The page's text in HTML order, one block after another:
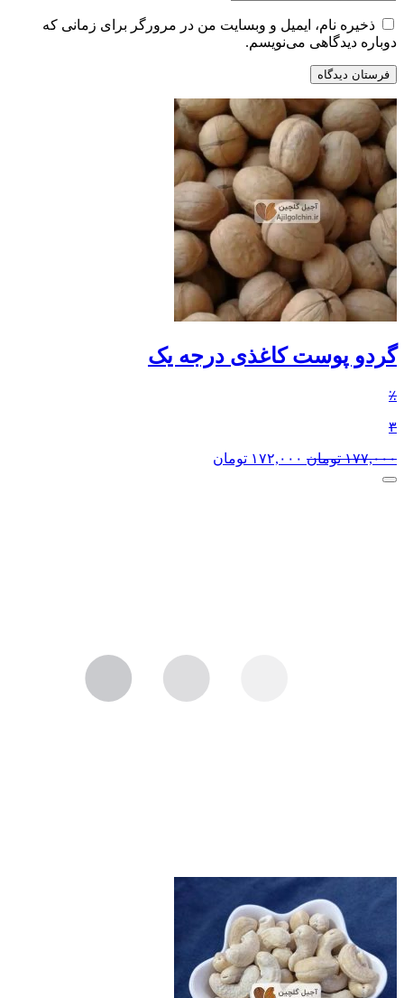
ذخیره نام، ایمیل و وبسایت من در مرورگر برای زمانی که
دوباره دیدگاهی می‌نویسم.
گردو پوست کاغذی درجه یک
٪
۳
۱۷۷,۰۰۰ تومان ۱۷۲,۰۰۰ تومان